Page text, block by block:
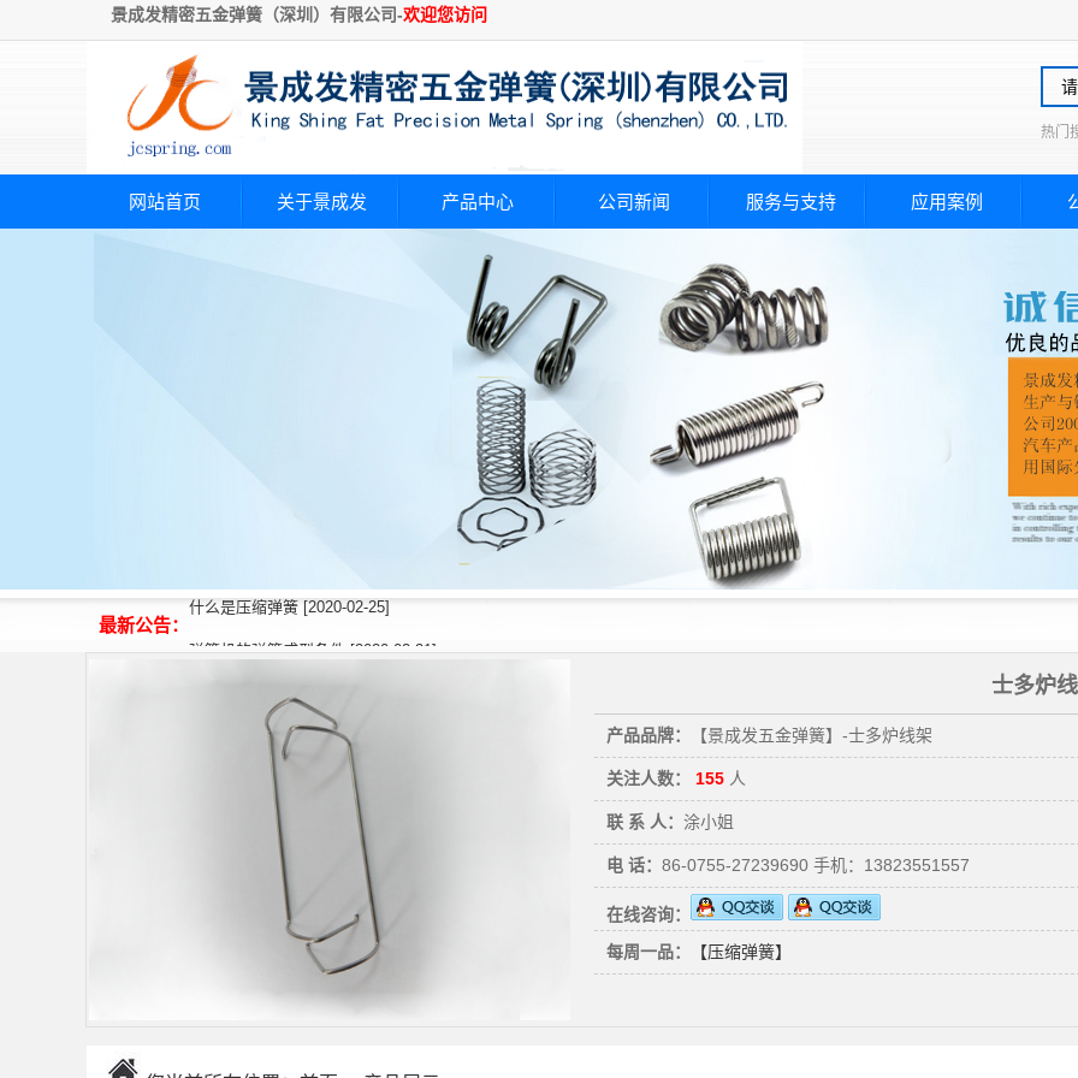
景成发精密五金弹簧（深圳）有限公司-欢迎您访问
热门
网站首页 关于景成发 产品中心 公司新闻 服务与支持 应用案例
最新公告：
士多炉
产品品牌： 【景成发五金弹簧】-士多炉线架
关注人数： 155 人
联 系 人： 涂小姐
电 话： 86-0755-27239690 手机：13823551557
在线咨询：
每周一品：
【压缩弹簧】